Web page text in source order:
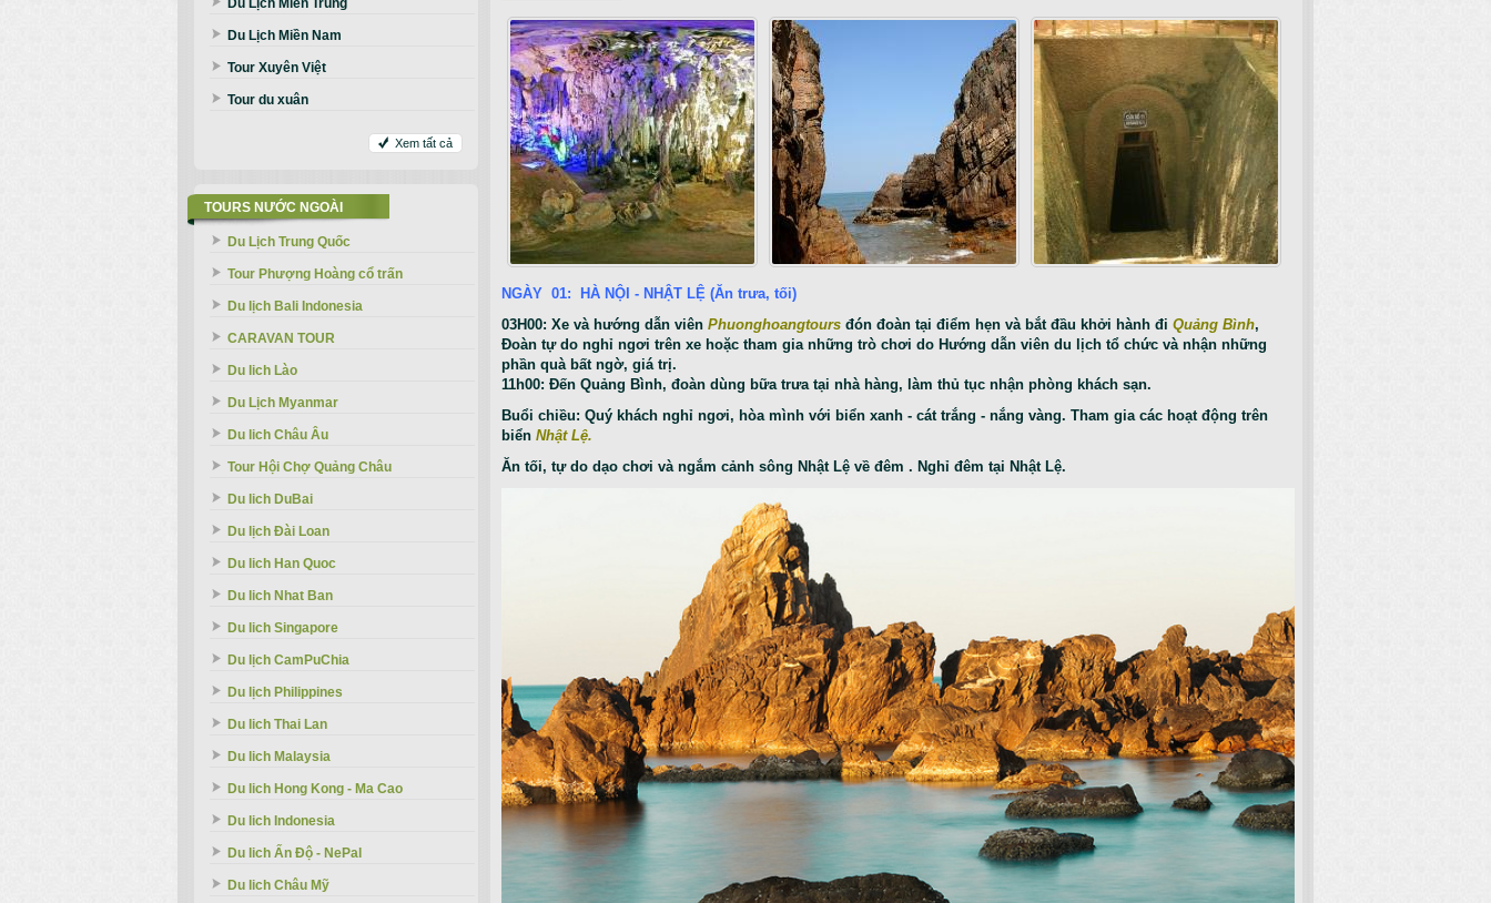
Du Lịch Miền Trung
Du Lịch Miền Nam
Tour Xuyên Việt
Tour du xuân
Xem tất cả
TOURS NƯỚC NGOÀI
Du Lịch Trung Quốc
Tour Phượng Hoàng cổ trấn
Du lịch Bali Indonesia
CARAVAN TOUR
Du lich Lào
Du Lịch Myanmar
Du lich Châu Âu
Tour Hội Chợ Quảng Châu
Du lich DuBai
Du lịch Đài Loan
Du lich Han Quoc
Du lich Nhat Ban
Du lich Singapore
Du lịch CamPuChia
Du lịch Philippines
Du lich Thai Lan
Du lich Malaysia
Du lich Hong Kong - Ma Cao
Du lich Indonesia
Du lich Ấn Độ - NePal
Du lich Châu Mỹ
NGÀY 01: HÀ NỘI - NHẬT LỆ (Ăn trưa, tối)
03H00: Xe và hướng dẫn viên Phuonghoangtours đón đoàn tại điểm hẹn và bắt đầu khởi hành đi Quảng Bình,
Đoàn tự do nghỉ ngơi trên xe hoặc tham gia những trò chơi do Hướng dẫn viên du lịch tổ chức và nhận những
phần quà bất ngờ, giá trị.
11h00: Đến Quảng Bình, đoàn dùng bữa trưa tại nhà hàng, làm thủ tục nhận phòng khách sạn.
Buổi chiều: Quý khách nghỉ ngơi, hòa mình với biển xanh - cát trắng - nắng vàng. Tham gia các hoạt động trên
biển Nhật Lệ.
Ăn tối, tự do dạo chơi và ngắm cảnh sông Nhật Lệ về đêm . Nghỉ đêm tại Nhật Lệ.